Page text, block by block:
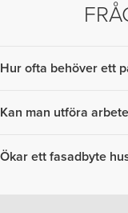
Hur ofta behöver ett
Kan man utföra
hur mycket kunskap och
själv är fullt möjligt, men
Ökar ett fasadbyte